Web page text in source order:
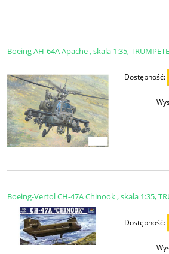
Boeing AH-64A Apache , skala 1:35,
Dostępność:
Boeing-Vertol CH-47A Chinook , skala 1:35,
Dostępność: